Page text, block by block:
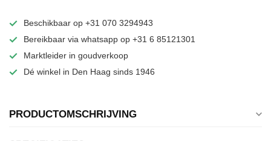
Beschikbaar op +31 070 3294943
Bereikbaar via whatsapp op +31 6 85121301
Marktleider in goudverkoop
Dé winkel in Den Haag sinds 1946
PRODUCTOMSCHRIJVING